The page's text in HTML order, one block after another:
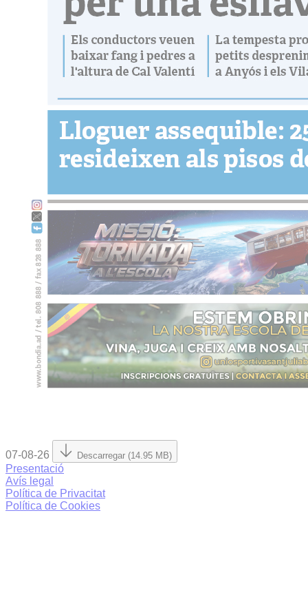
07-08-26 Descarregar (14.95 MB)
Presentació
Avís legal
Política de Privacitat
Política de Cookies